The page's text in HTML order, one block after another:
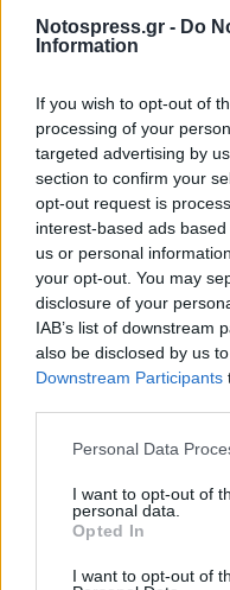
Notospress.gr - Do
Information
If you wish to opt-out of
processing of your
targeted advertising by
section to confirm your
opt-out request is
interest-based ads
us or personal
your opt-out. You may
disclosure of your
IAB’s list of downstream
also be disclosed by us
Downstream Participants
Personal Data
I want to opt-out of
personal data.
Opted In
I want to opt-out of